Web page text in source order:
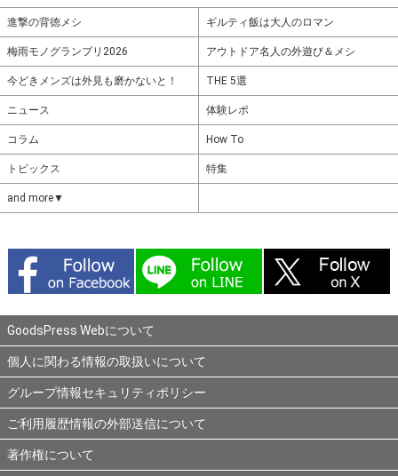
進撃の背徳メシ ギルティ飯は大人のロマン
梅雨モノグランプリ2026 アウトドア名人の外遊び＆メシ
今どきメンズは外見も磨かないと！ THE 5選
ニュース 体験レポ
コラム How To
トピックス 特集
and more▼
GoodsPress Webについて
個人に関わる情報の取扱いについて
グループ情報セキュリティポリシー
ご利用履歴情報の外部送信について
著作権について